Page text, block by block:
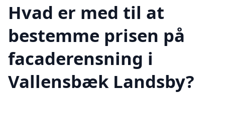
Hvad er med til at
bestemme prisen på
facaderensning i
Vallensbæk Landsby?